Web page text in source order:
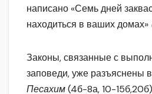
написано «Семь дней
находиться в ваших домах»
Законы, связанные с
заповеди, уже разъяснены
Песахим(4б-8а, 10-